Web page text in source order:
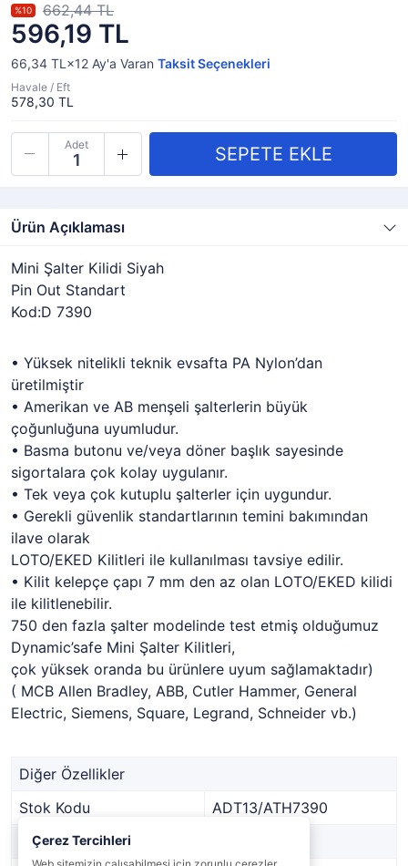
596,19 TL
%10 662,44 TL
66,34 TL×12 Ay'a Varan Taksit Seçenekleri
Havale / Eft
578,30 TL
Adet
Ürün Açıklaması
Mini Şalter Kilidi Siyah
Pin Out Standart
Kod:D 7390
• Yüksek nitelikli teknik evsafta PA Nylon’dan
üretilmiştir
• Amerikan ve AB menşeli şalterlerin büyük
çoğunluğuna uyumludur.
• Basma butonu ve/veya döner başlık sayesinde
sigortalara çok kolay uygulanır.
• Tek veya çok kutuplu şalterler için uygundur.
• Gerekli güvenlik standartlarının temini bakımından
ilave olarak
LOTO/EKED Kilitleri ile kullanılması tavsiye edilir.
• Kilit kelepçe çapı 7 mm den az olan LOTO/EKED kilidi
ile kilitlenebilir.
750 den fazla şalter modelinde test etmiş olduğumuz
Dynamic’safe Mini Şalter Kilitleri,
çok yüksek oranda bu ürünlere uyum sağlamaktadır)
( MCB Allen Bradley, ABB, Cutler Hammer, General
Electric, Siemens, Square, Legrand, Schneider vb.)
Diğer Özellikler
Stok Kodu
ADT13/ATH7390
Marka
Çerez Tercihleri